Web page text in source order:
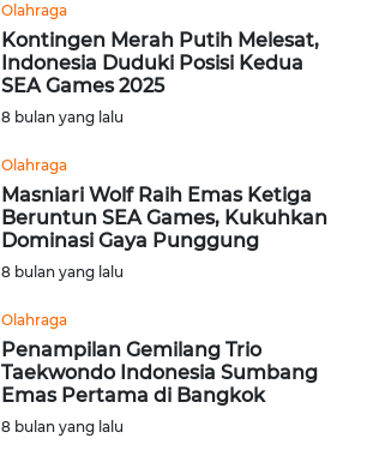
Olahraga
Kontingen Merah Putih Melesat,
Indonesia Duduki Posisi Kedua
SEA Games 2025
8 bulan yang lalu
Olahraga
Masniari Wolf Raih Emas Ketiga
Beruntun SEA Games, Kukuhkan
Dominasi Gaya Punggung
8 bulan yang lalu
Olahraga
Penampilan Gemilang Trio
Taekwondo Indonesia Sumbang
Emas Pertama di Bangkok
8 bulan yang lalu